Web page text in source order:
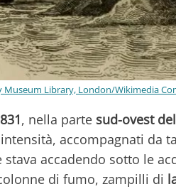
Museum Library, London/Wikimedia
, nella parte sud-ovest
accompagnati da
stava accadendo sotto le
di fumo, zampilli di